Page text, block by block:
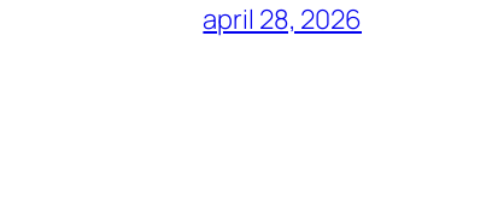
april 28, 2026